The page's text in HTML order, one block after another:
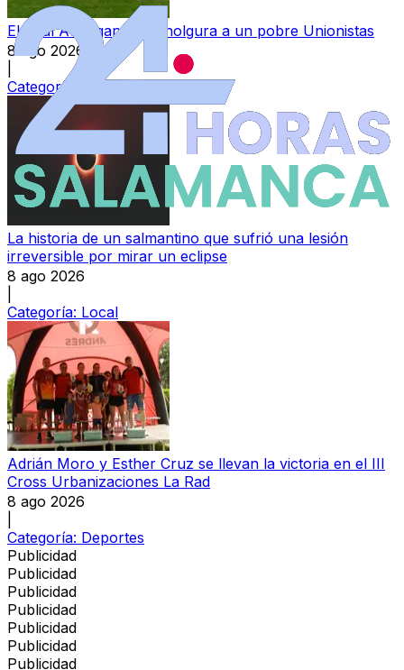
El Real Ávila gana con holgura a un pobre Unionistas
8 ago 2026
Categoría:
La historia de un salmantino que sufrió una lesión
irreversible por mirar un eclipse
8 ago 2026
Categoría: Local
Adrián Moro y Esther Cruz se llevan la victoria en el III
Cross Urbanizaciones La Rad
8 ago 2026
Categoría: Deportes
Publicidad
Publicidad
Publicidad
Publicidad
Publicidad
Publicidad
Publicidad